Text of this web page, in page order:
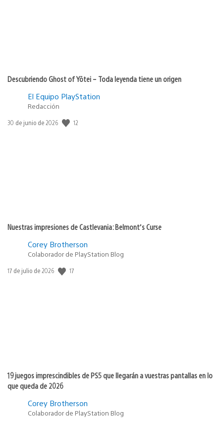
Descubriendo Ghost of Yōtei – Toda leyenda tiene un origen
El Equipo PlayStation
Redacción
Fecha
30 de junio de 2026 12
Nuestras impresiones de Castlevania: Belmont’s Curse
Corey Brotherson
Colaborador de PlayStation Blog
Fecha
17 de julio de 2026 17
19 juegos imprescindibles de PS5 que llegarán a vuestras pantallas en lo
que queda de 2026
Corey Brotherson
Colaborador de PlayStation Blog